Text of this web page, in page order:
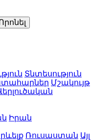
Տնտեսություն
Մշակույթ
Իրան
Ռուսաստան Այլ